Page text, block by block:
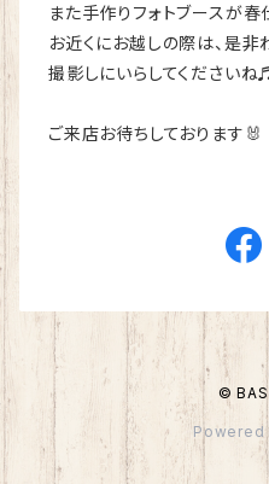
また手作りフォトブースが
お近くにお越しの際は、是非
撮影しにいらしてくださいね
ご来店お待ちしております🐰
©
Powered